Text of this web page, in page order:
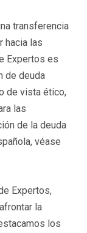
transferencia
hacia las
Expertos es
de deuda
de vista ético,
las
de la deuda
véase
Expertos,
la
los